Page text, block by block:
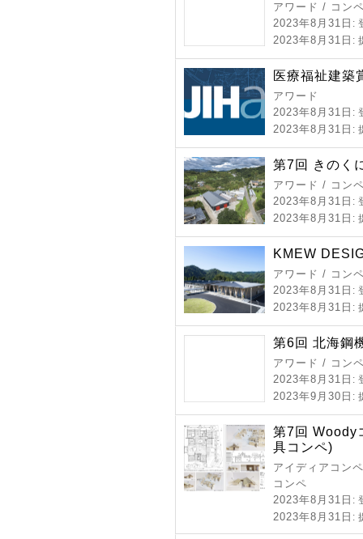
アワード / コン
2023年8月31日 :
2023年8月31日 :
医療福祉建築
アワード
2023年8月31日 :
2023年8月31日 :
第7回 きのく
アワード / コン
2023年8月31日 :
2023年8月31日 :
KMEW
アワード / コン
2023年8月31日 :
2023年8月31日 :
第6回 北海鋼
アワード / コン
2023年8月31日 :
2023年9月30日 :
第7回 Woody
具コンペ)
アイディアコン
コンペ
2023年8月31日 :
2023年8月31日 :